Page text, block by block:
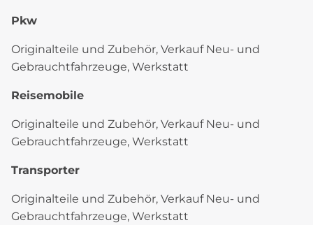
Pkw
Originalteile und Zubehör, Verkauf Neu- und
Gebrauchtfahrzeuge, Werkstatt
Reisemobile
Originalteile und Zubehör, Verkauf Neu- und
Gebrauchtfahrzeuge, Werkstatt
Transporter
Originalteile und Zubehör, Verkauf Neu- und
Gebrauchtfahrzeuge, Werkstatt